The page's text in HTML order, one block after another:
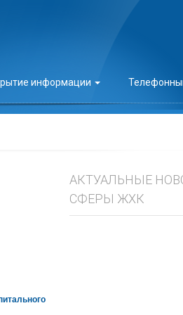
информации
АКТУАЛЬНЫЕ
СФЕРЫ ЖХК